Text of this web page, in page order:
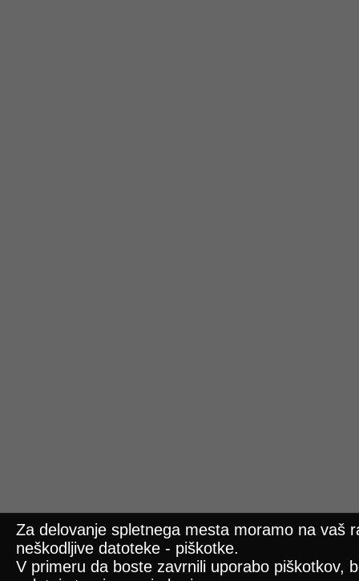
Za delovanje spletnega mesta moramo na vaš
neškodljive datoteke - piškotke.
V primeru da boste zavrnili uporabo piškotkov,